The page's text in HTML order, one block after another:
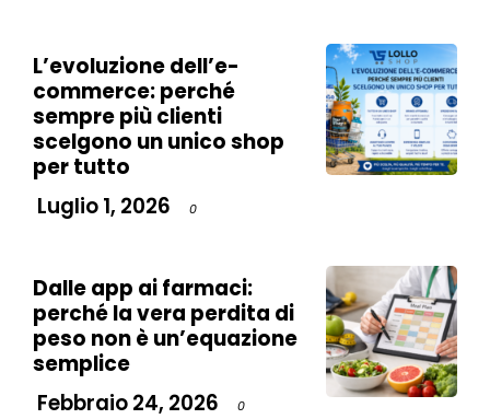
L’evoluzione dell’e-
commerce: perché
sempre più clienti
scelgono un unico shop
per tutto
Luglio 1, 2026
0
Dalle app ai farmaci:
perché la vera perdita di
peso non è un’equazione
semplice
Febbraio 24, 2026
0